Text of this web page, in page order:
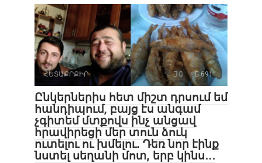
ՀԵՏԱՔՐՔԻՐ 0 691
Ընկերներիս հետ միշտ դրսում եմ
հանդիպում, բայց էս անգամ
չգիտեմ մտքովս ինչ անցավ
հրավիրեցի մեր տուն ձուկ
ուտելու ու խմելու․ Դեռ նոր էինք
նստել սեղանի մոտ, երբ կինս․․․